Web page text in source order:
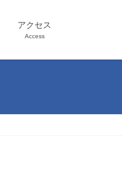
アクセス
Access